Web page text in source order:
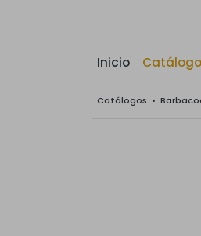
Inicio
Catálogos •